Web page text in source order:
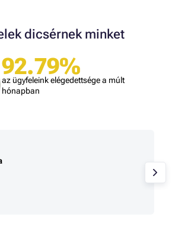
dicsérnek minket
92.79%
az ügyfeleink elégedettsége a múlt
hónapban